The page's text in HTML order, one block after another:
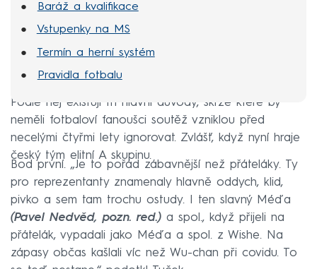
Baráž a kvalifikace
Vstupenky na MS
Termín a herní systém
Pravidla fotbalu
Podle něj existují tři hlavní důvody, skrze které by
neměli fotbaloví fanoušci soutěž vzniklou před
necelými čtyřmi lety ignorovat. Zvlášť, když nyní hraje
český tým elitní A skupinu.
Bod první. „Je to pořád zábavnější než přáteláky. Ty
pro reprezentanty znamenaly hlavně oddych, klid,
pivko a sem tam trochu ostudy. I ten slavný Méďa
(Pavel Nedvěd, pozn. red.) a spol., když přijeli na
přátelák, vypadali jako Méďa a spol. z Wishe. Na
zápasy občas kašlali víc než Wu-chan při covidu. To